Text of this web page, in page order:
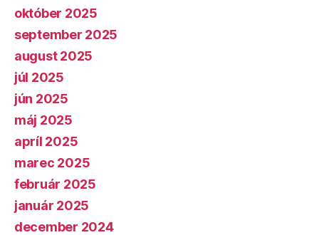
október 2025
september 2025
august 2025
júl 2025
jún 2025
máj 2025
apríl 2025
marec 2025
február 2025
január 2025
december 2024